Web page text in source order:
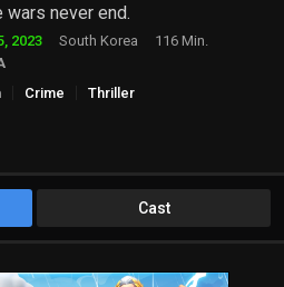
wars never end.
2023 South Korea
116 Min.
Crime Thriller
Cast